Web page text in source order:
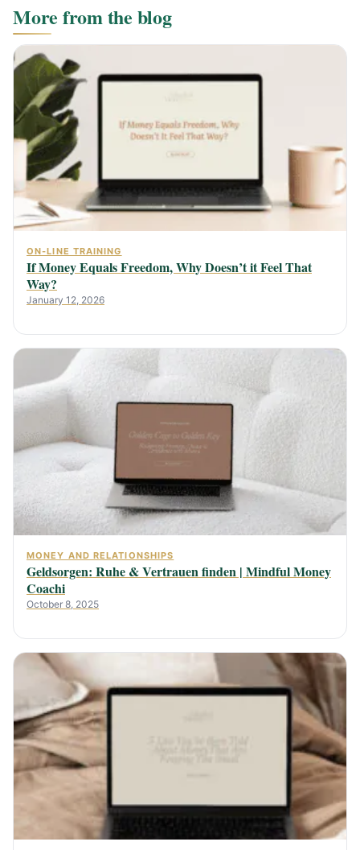
More from the blog
ON-LINE TRAINING
If Money Equals Freedom, Why Doesn’t it Feel That
Way?
January 12, 2026
MONEY AND RELATIONSHIPS
Geldsorgen: Ruhe & Vertrauen finden | Mindful Money
Coachi
October 8, 2025